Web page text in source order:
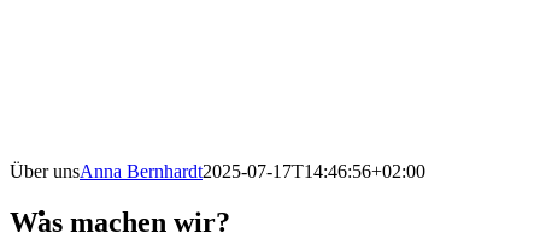
Über unsAnna Bernhardt2025-07-17T14:46:56+02:00
Was machen wir?